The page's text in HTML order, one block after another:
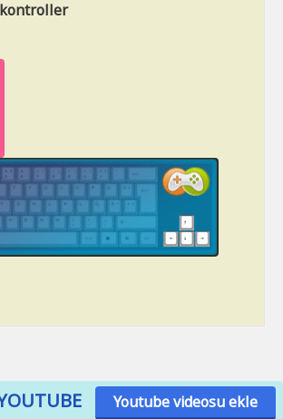
Youtube videosu ekle